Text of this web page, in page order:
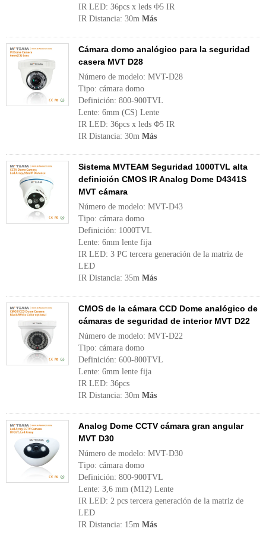
IR LED: 36pcs x leds Φ5 IR
IR Distancia: 30m Más
Cámara domo analógico para la seguridad
casera MVT D28
Número de modelo: MVT-D28
Tipo: cámara domo
Definición: 800-900TVL
Lente: 6mm (CS) Lente
IR LED: 36pcs x leds Φ5 IR
IR Distancia: 30m Más
Sistema MVTEAM Seguridad 1000TVL alta
definición CMOS IR Analog Dome D4341S
MVT cámara
Número de modelo: MVT-D43
Tipo: cámara domo
Definición: 1000TVL
Lente: 6mm lente fija
IR LED: 3 PC tercera generación de la matriz de
LED
IR Distancia: 35m Más
CMOS de la cámara CCD Dome analógico de
cámaras de seguridad de interior MVT D22
Número de modelo: MVT-D22
Tipo: cámara domo
Definición: 600-800TVL
Lente: 6mm lente fija
IR LED: 36pcs
IR Distancia: 30m Más
Analog Dome CCTV cámara gran angular
MVT D30
Número de modelo: MVT-D30
Tipo: cámara domo
Definición: 800-900TVL
Lente: 3,6 mm (M12) Lente
IR LED: 2 pcs tercera generación de la matriz de
LED
IR Distancia: 15m Más